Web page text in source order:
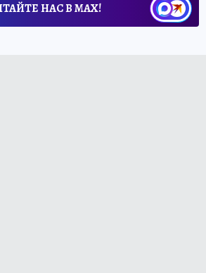
НАС В МАХ!